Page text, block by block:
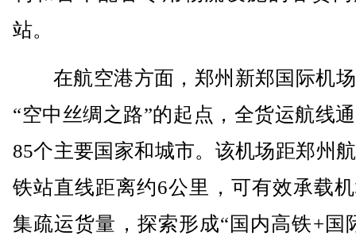
站。
在航空港方面，郑州新郑国际机
“空中丝绸之路”的起点，全货运航线
85个主要国家和城市。该机场距郑州
铁站直线距离约6公里，可有效承载
集疏运货量，探索形成“国内高铁+国